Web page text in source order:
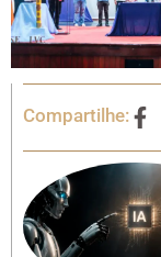
Compartilhe: